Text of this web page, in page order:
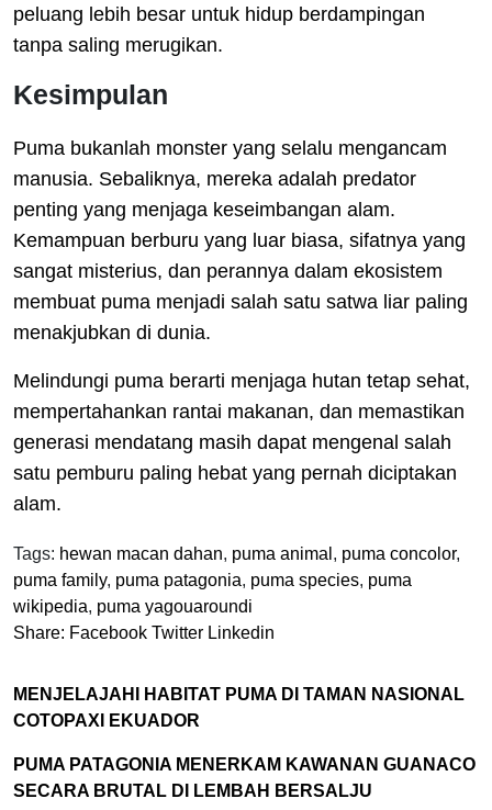
peluang lebih besar untuk hidup berdampingan
tanpa saling merugikan.
Kesimpulan
Puma bukanlah monster yang selalu mengancam
manusia. Sebaliknya, mereka adalah predator
penting yang menjaga keseimbangan alam.
Kemampuan berburu yang luar biasa, sifatnya yang
sangat misterius, dan perannya dalam ekosistem
membuat puma menjadi salah satu satwa liar paling
menakjubkan di dunia.
Melindungi puma berarti menjaga hutan tetap sehat,
mempertahankan rantai makanan, dan memastikan
generasi mendatang masih dapat mengenal salah
satu pemburu paling hebat yang pernah diciptakan
alam.
Tags: hewan macan dahan, puma animal , puma concolor,
puma family, puma patagonia, puma species, puma
wikipedia, puma yagouaroundi
Share: Facebook Twitter Linkedin
MENJELAJAHI HABITAT PUMA DI TAMAN NASIONAL
COTOPAXI EKUADOR
PUMA PATAGONIA MENERKAM KAWANAN GUANACO
SECARA BRUTAL DI LEMBAH BERSALJU